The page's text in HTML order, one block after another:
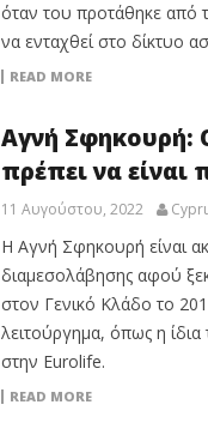
όταν του προτάθηκε από
να ενταχθεί στο δίκτυο
READ MORE
Αγνή Σφηκουρή:
πρέπει να
11 Αυγούστου, 2022
Η Αγνή Σφηκουρή είναι
διαμεσολάβησης αφού
στον Γενικό Κλάδο το
λειτούργημα, όπως η
στην Eurolife.
READ MORE